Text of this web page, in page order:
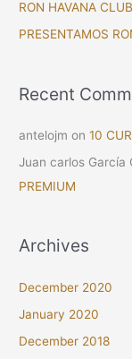
r
:
RON HAVANA
PRESENTAMOS
Recent
antelojm on10
Juan carlos García
PREMIUM
Archives
December 2020
January 2020
December 2018